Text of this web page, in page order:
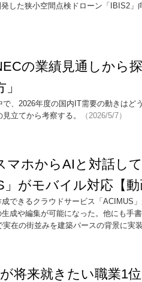
発した狭小空間点検ドローン「IBIS2
の業績見通しから
、2026年度の国内IT需要の動きはど
立てから考察する。
（2026/5/7）
マホからAIと対話
」がモバイル対応【
できるクラウドサービス「ACIMUS
成や編集が可能になった。他にも手
在の街並みを建築パースの背景に実
将来就きたい職業1